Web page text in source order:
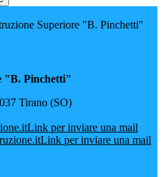
Superiore "B. Pinchetti"
"B. Pinchetti"
Tirano (SO)
Link per inviare una mail
Link per inviare una mail